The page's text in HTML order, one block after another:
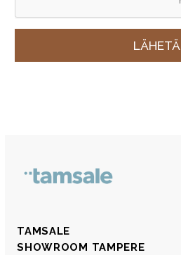
TAMSALE
SHOWROOM TAMPERE